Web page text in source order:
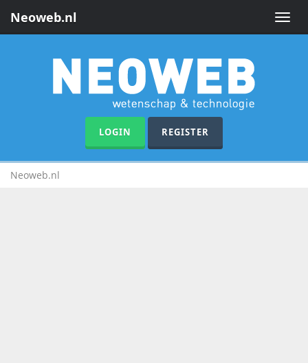
Toggle
Neoweb.nl
LOGIN REGISTER
Neoweb.nl